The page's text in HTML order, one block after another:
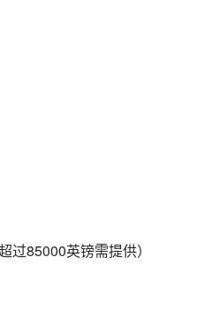
过85000英镑需提供）